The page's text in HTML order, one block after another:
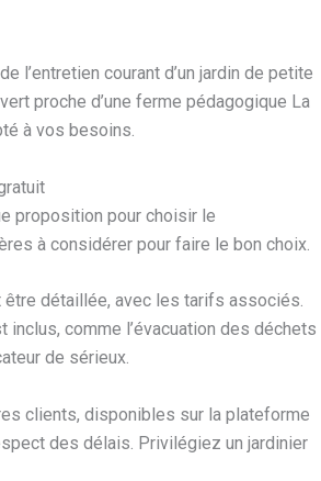
l’entretien courant d’un jardin de petite
proche d’une ferme pédagogique La
à vos besoins.
proposition pour choisir le
à considérer pour faire le bon choix.
être détaillée, avec les tarifs associés.
comme l’évacuation des déchets
de sérieux.
clients, disponibles sur la plateforme
des délais. Privilégiez un jardinier